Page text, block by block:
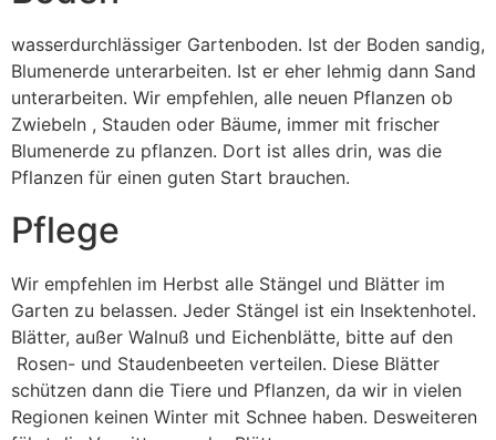
wasserdurchlässiger Gartenboden. Ist der Boden sandig,
Blumenerde unterarbeiten. Ist er eher lehmig dann Sand
unterarbeiten. Wir empfehlen, alle neuen Pflanzen ob
Zwiebeln , Stauden oder Bäume, immer mit frischer
Blumenerde zu pflanzen. Dort ist alles drin, was die
Pflanzen für einen guten Start brauchen.
Pflege
Wir empfehlen im Herbst alle Stängel und Blätter im
Garten zu belassen. Jeder Stängel ist ein Insektenhotel.
Blätter, außer Walnuß und Eichenblätte, bitte auf den
Rosen- und Staudenbeeten verteilen. Diese Blätter
schützen dann die Tiere und Pflanzen, da wir in vielen
Regionen keinen Winter mit Schnee haben. Desweiteren